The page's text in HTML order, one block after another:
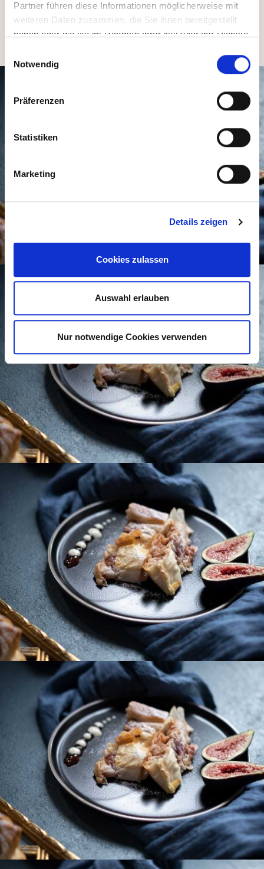
Partner führen diese Informationen möglicherweise mit
weiteren Daten zusammen, die Sie ihnen bereitgestellt
haben oder die sie im Rahmen Ihrer Nutzung der Dienste
Cookies, wenn Sie unsere Webseite weiterhin nutzen.
Notwendig
Präferenzen
Statistiken
Marketing
Details zeigen
Cookies zulassen
Auswahl erlauben
Nur notwendige Cookies verwenden
Dinkelmehl
Type 630
Dinkelmehl
Type 1050